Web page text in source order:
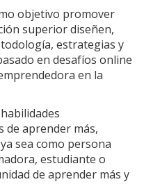
objetivo promover
superior diseñen,
estrategias y
en desafíos online
en la
de aprender más,
sea como persona
estudiante o
de aprender más y